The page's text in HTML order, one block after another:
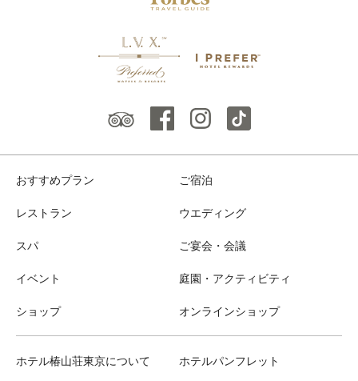
おすすめプラン ご宿泊
レストラン ウエディング
スパ ご宴会・会議
イベント 庭園・アクティビティ
ショップ オンラインショップ
ホテル椿山荘東京について ホテルパンフレット